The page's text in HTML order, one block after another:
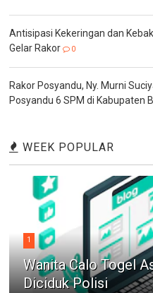
Antisipasi Kekeringan dan
Gelar Rakor
0
Rakor Posyandu, Ny. Murni
Posyandu 6 SPM di Kabupaten
WEEK POPULAR
1
Wanita Calo Togel
Diciduk Polisi